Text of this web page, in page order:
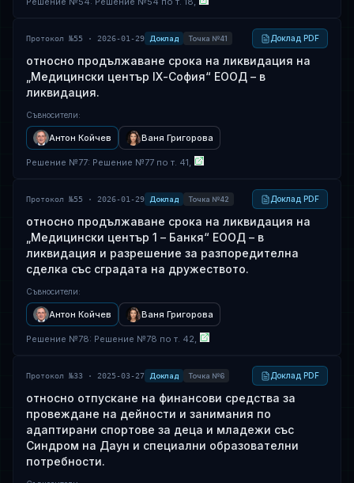
Протокол №55 · 2026-01-29 Доклад Точка №41 Доклад PDF
относно продължаване срока на ликвидация на
„Медицински център ІХ-София“ ЕООД – в
ликвидация.
Съвносители:
Антон Койчев Ваня Григорова
Решение №77: Решение №77 по т. 41,
Протокол №55 · 2026-01-29 Доклад Точка №42 Доклад PDF
относно продължаване срока на ликвидация на
„Медицински център 1 – Банкя“ ЕООД – в
ликвидация и разрешение за разпоредителна
сделка със сградата на дружеството.
Съвносители:
Антон Койчев Ваня Григорова
Решение №78: Решение №78 по т. 42,
Протокол №33 · 2025-03-27 Доклад Точка №6 Доклад PDF
относно отпускане на финансови средства за
провеждане на дейности и занимания по
адаптирани спортове за деца и младежи със
Синдром на Даун и специални образователни
потребности.